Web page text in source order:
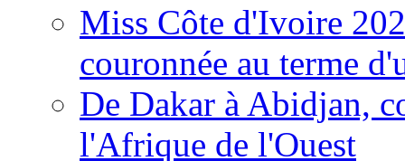
Miss Côte d'Ivoire
couronnée au terme
De Dakar à Abidjan,
l'Afrique de l'Ouest